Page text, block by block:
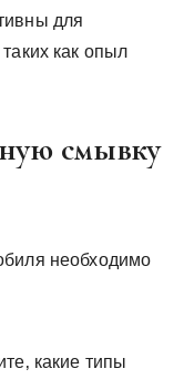
для
как опыл
смывку
необходимо
какие типы